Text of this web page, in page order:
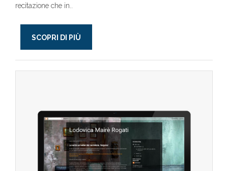
recitazione che in..
SCOPRI DI PIÙ